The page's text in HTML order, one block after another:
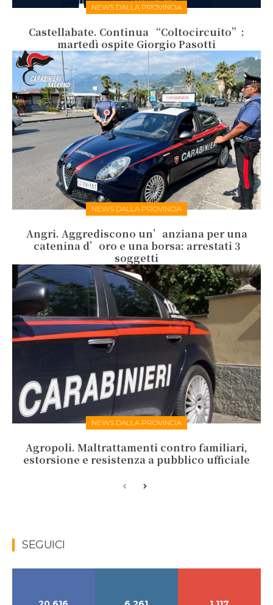
NEWS DALLA PROVINCIA
Castellabate. Continua “Coltocircuito”:
martedì ospite Giorgio Pasotti
NEWS DALLA PROVINCIA
Angri. Aggrediscono un’anziana per una
catenina d’oro e una borsa: arrestati 3
soggetti
NEWS DALLA PROVINCIA
Agropoli. Maltrattamenti contro familiari,
estorsione e resistenza a pubblico ufficiale
SEGUICI